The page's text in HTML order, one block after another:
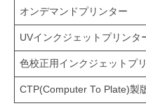
オンデマンドプリンター
UVインクジェットプリンタ
色校正用インクジェットプ
CTP(Computer To Plate)製